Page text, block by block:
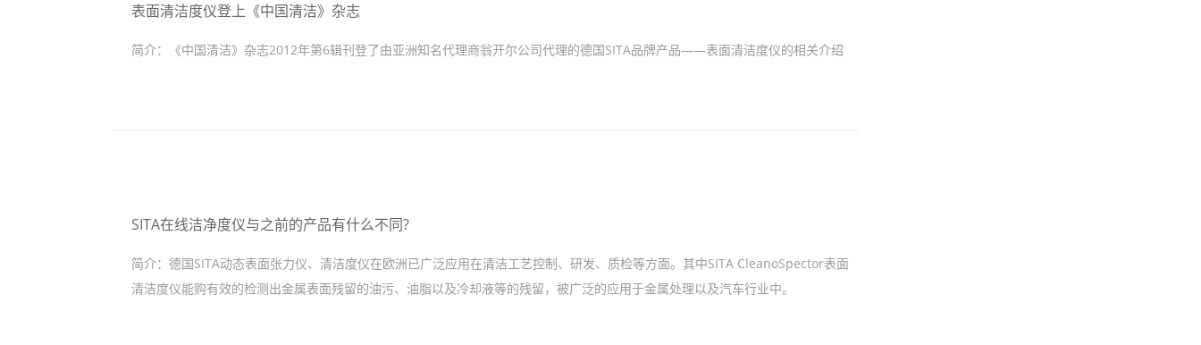
表面清洁度仪登上《中国清洁》杂志
简介： 《中国清洁》杂志2012年第6辑刊登了由亚洲知名代理商翁开尔公司代理的德国SITA品牌产品——表面清洁度仪的相关介绍
SITA在线洁净度仪与之前的产品有什么不同?
简介： 德国SITA动态表面张力仪、清洁度仪在欧洲已广泛应用在清洁工艺控制、研发、质检等方面。其中SITA CleanoSpector表面
清洁度仪能购有效的检测出金属表面残留的油污、油脂以及冷却液等的残留，被广泛的应用于金属处理以及汽车行业中。